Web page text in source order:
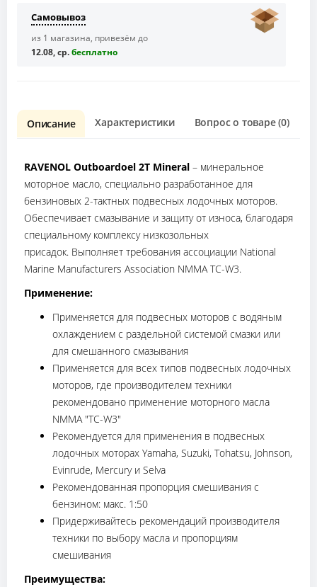
Самовывоз
из 1 магазина, привезём до
12.08, ср.бесплaтно
Описание Характеристики Вопрос о товаре (0)
RAVENOL Outboardoel 2T Mineral – минеральное
моторное масло, специально разработанное для
бензиновых 2-тактных подвесных лодочных моторов.
Обеспечивает смазывание и защиту от износа, благодаря
специальному комплексу низкозольных
присадок. Выполняет требования ассоциации National
Marine Manufacturers Association NMMA TC-W3.
Применение:
Применяется для подвесных моторов с водяным
охлаждением с раздельной системой смазки или
для смешанного смазывания
Применяется для всех типов подвесных лодочных
моторов, где производителем техники
рекомендовано применение моторного масла
NMMA "TC-W3"
Рекомендуется для применения в подвесных
лодочных моторах Yamaha, Suzuki, Tohatsu, Johnson,
Evinrude, Mercury и Selva
Рекомендованная пропорция смешивания с
бензином: макс. 1:50
Придерживайтесь рекомендаций производителя
техники по выбору масла и пропорциям
смешивания
Преимущества: